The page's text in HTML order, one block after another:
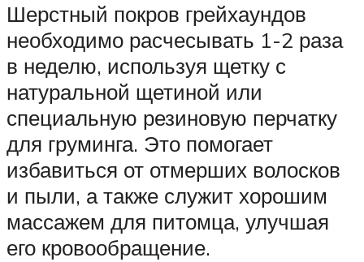
Шерстный покров грейхаундов
необходимо расчесывать 1-2 раза
в неделю, используя щетку с
натуральной щетиной или
специальную резиновую перчатку
для груминга. Это помогает
избавиться от отмерших волосков
и пыли, а также служит хорошим
массажем для питомца, улучшая
его кровообращение.